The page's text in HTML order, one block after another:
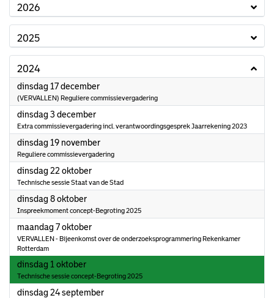
2026
2025
2024
dinsdag 17 december2024
(VERVALLEN) Reguliere commissievergadering
dinsdag 3 december2024
Extra commissievergadering incl. verantwoordingsgesprek Jaarrekening 2023
dinsdag 19 november2024
Reguliere commissievergadering
dinsdag 22 oktober2024
Technische sessie Staat van de Stad
dinsdag 8 oktober2024
Inspreekmoment concept-Begroting 2025
maandag 7 oktober2024
VERVALLEN - Bijeenkomst over de onderzoeksprogrammering Rekenkamer
Rotterdam
dinsdag 1 oktober2024
Technische sessie concept-Begroting 2025
dinsdag 24 september2024